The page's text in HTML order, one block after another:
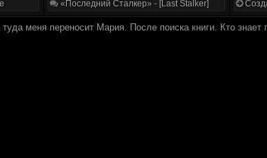
«Последний Сталкер» - [Last Stalker]
меня переносит Мария. После поиска книги. Кто знает